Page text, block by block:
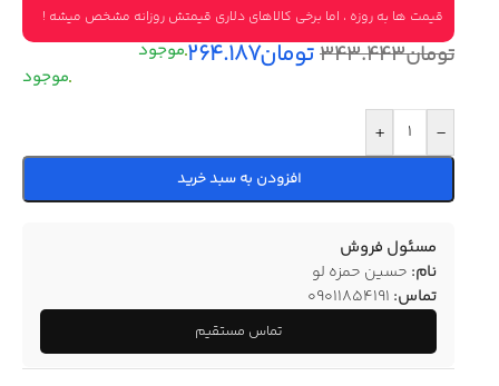
قیمت ها به روزه ، اما برخی کالاهای دلاری قیمتش روزانه مشخص میشه !
تومان۳۴۳.۴۴۳تومان۲۶۴.۱۸۷
-
+
افزودن به سبد خرید
مسئول فروش
نام: حسین حمزه لو
تماس: 09011854191
تماس مستقیم